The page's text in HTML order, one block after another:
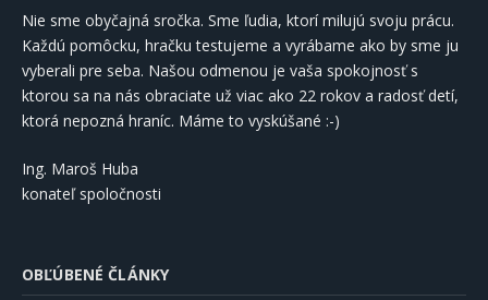
Nie sme obyčajná sročka. Sme ľudia, ktorí milujú svoju prácu.
Každú pomôcku, hračku testujeme a vyrábame ako by sme ju
vyberali pre seba. Našou odmenou je vaša spokojnosť s
ktorou sa na nás obraciate už viac ako 22 rokov a radosť detí,
ktorá nepozná hraníc. Máme to vyskúšané :-)
Ing. Maroš Huba
konateľ spoločnosti
OBĽÚBENÉ ČLÁNKY